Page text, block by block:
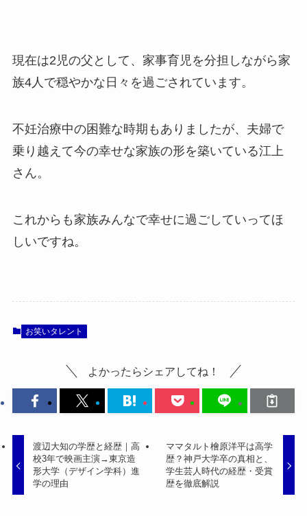
現在は2児の父として、家事育児を分担しながら家
族4人で穏やかな日々を過ごされています。
不妊治療中の困難な時期もありましたが、夫婦で
乗り越えて今の幸せな家族の形を築いている江上
さん。
これからも家族みんなで幸せに過ごしていってほ
しいですね。
お笑いタレント
よかったらシェアしてね！
渡辺大知の学歴と経歴｜高
校3年で映画主演→東京造
形大学（デザイン学科）進
学の理由
ママタルト檜原洋平は高学
歴？神戸大学卒の真相と、
学生芸人時代の経歴・受賞
歴を徹底解説